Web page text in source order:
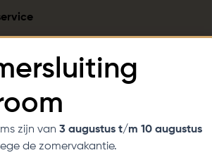
Nederland en Belgie
zijn van 3 augustus t/m 10 augustus
de zomervakantie.